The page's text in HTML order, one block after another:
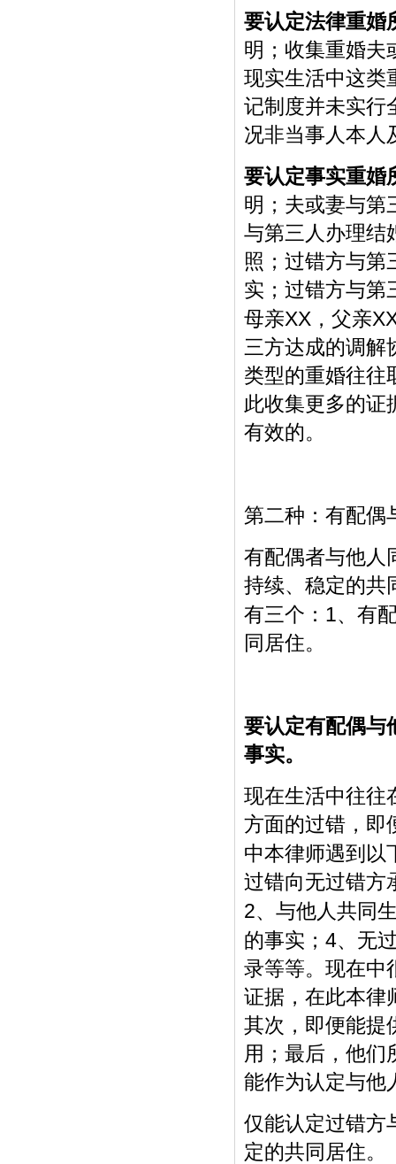
要认定法律重婚
明；收集重婚夫
现实生活中这类
记制度并未实行
况非当事人本人
要认定事实重婚
明；夫或妻与第
与第三人办理结
照；过错方与第
实；过错方与第
母亲XX ，父亲
三方达成的调解
类型的重婚往往
此收集更多的证
有效的。
第二种：有配偶
有配偶者与他人
持续、稳定的共
有三个： 1、有
同居住。
要认定有配偶与
事实。
现在生活中往往
方面的过错，即
中本律师遇到以
过错向无过错方
2、与他人共同
的事实； 4、无
录等等。现在中
证据，在此本律
其次，即便能提
用；最后，他们
能作为认定与他
仅能认定过错方
定的共同居住。